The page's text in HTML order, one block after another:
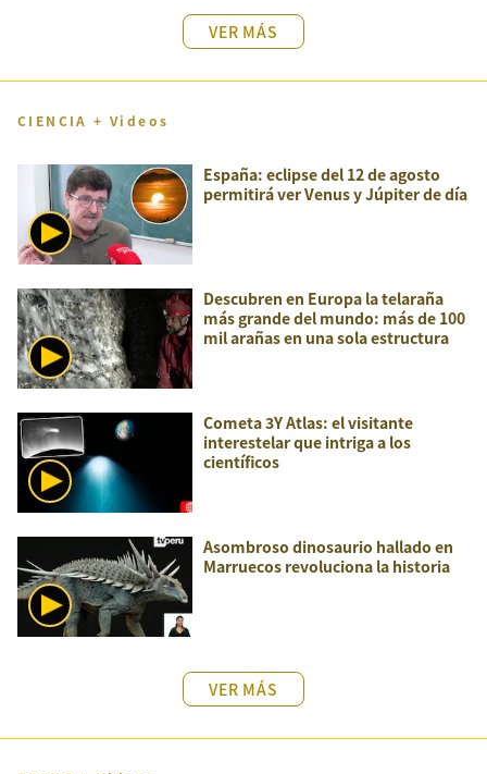
VER MÁS
CIENCIA + Videos
España: eclipse del 12 de agosto
permitirá ver Venus y Júpiter de día
Descubren en Europa la telaraña
más grande del mundo: más de 100
mil arañas en una sola estructura
Cometa 3Y Atlas: el visitante
interestelar que intriga a los
científicos
Asombroso dinosaurio hallado en
Marruecos revoluciona la historia
VER MÁS